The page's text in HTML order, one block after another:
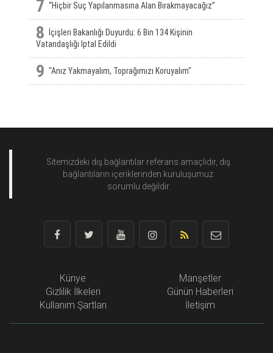
7 “Hiçbir Suç Yapılanmasına Alan Bırakmayacağız”
8
İçişleri Bakanlığı Duyurdu: 6 Bin 134 Kişinin
Vatandaşlığı Iptal Edildi
9 "Anız Yakmayalım, Toprağımızı Koruyalım"
Sitemizdeki dış bağlantılar referans amaçlıdır, dış
bağlantıların içeriklerinden kuruluşumuz
sorumlu değildir
Künye
Gizlilik İlkeleri
Kullanım Şartları
Manşetler
Günün Haberleri
İletişim